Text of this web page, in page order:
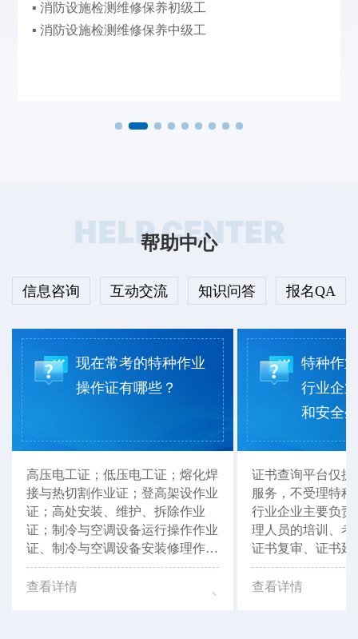
▪ 消防设施检测维修保养初级工
▪ 消防设施检测维修保养中级工
HELP CENTER
帮助中心
信息咨询 互动交流 知识问答 报名QA
现在常考的特种作业
操作证有哪些？
高压电工证；低压电工证；熔化焊
接与热切割作业证；登高架设作业
证；高处安装、维护、拆除作业
证；制冷与空调设备运行操作作业
证、制冷与空调设备安装修理作业
证等。以上证书，湖北省思特职业
培训学校均可报考。
查看详情
特种作
行业企
和安全
证书查询平台仅
服务，不受理特
行业企业主要负
理人员的培训、
证书复审、证书
以联系当地有资
如：湖北省思特
查看详情